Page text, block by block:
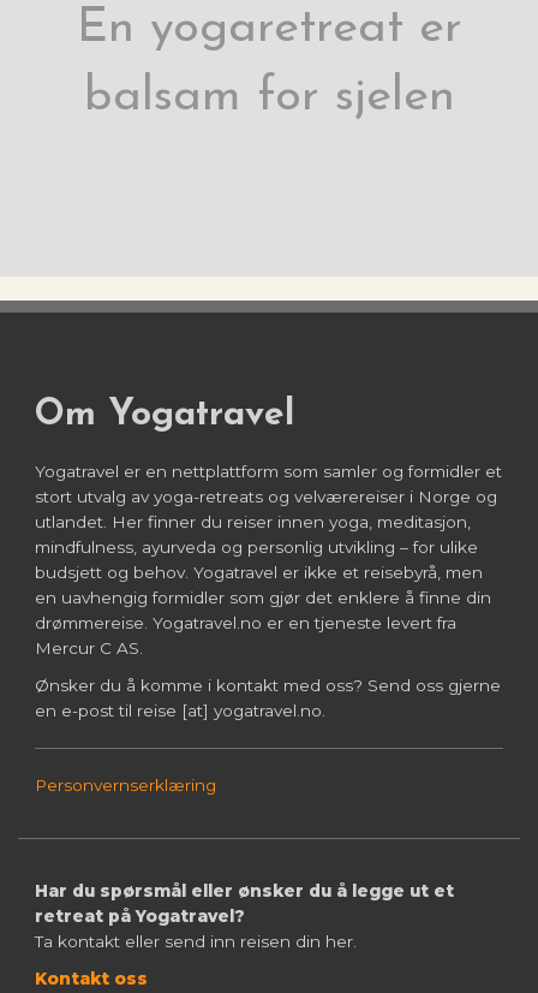
En yogaretreat er
balsam for sjelen
Om Yogatravel
Yogatravel er en nettplattform som samler og formidler et
stort utvalg av yoga-retreats og velværereiser i Norge og
utlandet. Her finner du reiser innen yoga, meditasjon,
mindfulness, ayurveda og personlig utvikling – for ulike
budsjett og behov. Yogatravel er ikke et reisebyrå, men
en uavhengig formidler som gjør det enklere å finne din
drømmereise. Yogatravel.no er en tjeneste levert fra
Mercur C AS.
Ønsker du å komme i kontakt med oss? Send oss gjerne
en e-post til reise [at] yogatravel.no.
Personvernserklæring
Har du spørsmål eller ønsker du å legge ut et
retreat på Yogatravel?
Ta kontakt eller send inn reisen din her.
Kontakt oss